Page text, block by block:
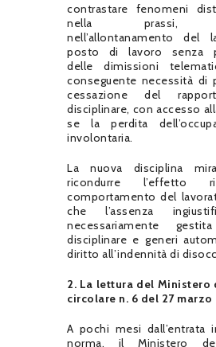
contrastare fenomeni
nella prassi,
nell’allontanamento del
posto di lavoro senza
delle dimissioni
conseguente necessità di
cessazione del
disciplinare, con accesso
se la perdita
involontaria.
La nuova disciplina
ricondurre l’effetto
comportamento del
che l’assenza
necessariamente
disciplinare e generi
diritto all’indennità di
2. La lettura del Ministero
circolare n. 6 del 27 marzo
A pochi mesi dall’entrata
norma, il Ministero